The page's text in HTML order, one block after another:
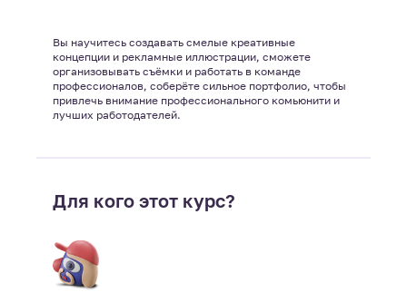
Вы научитесь создавать смелые креативные
концепции и рекламные иллюстрации, сможете
организовывать съёмки и работать в команде
профессионалов, соберёте сильное портфолио, чтобы
привлечь внимание профессионального комьюнити и
лучших работодателей.
Для кого этот курс?